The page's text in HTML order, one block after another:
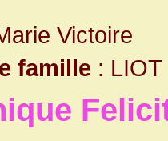
Victoire
famille : LIOT